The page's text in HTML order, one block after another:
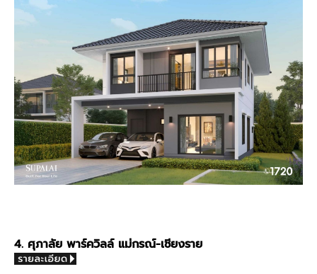
4. ศุภาลัย พาร์ควิลล์ แม่กรณ์-เชียงราย